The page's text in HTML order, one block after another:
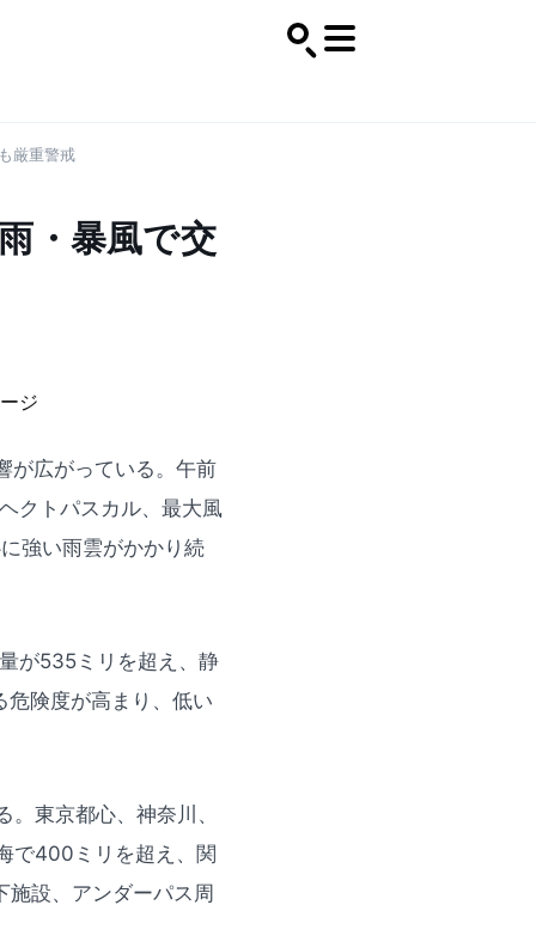
厳重警戒
・暴風で交
が広がっている。午前
クトパスカル、最大風
強い雨雲がかかり続
が535ミリを超え、静
険度が高まり、低い
東京都心、神奈川、
で400ミリを超え、関
設、アンダーパス周